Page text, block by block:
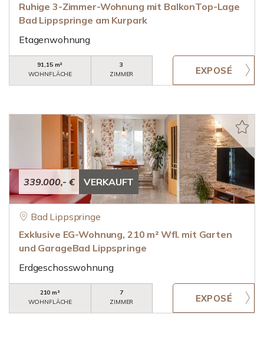
Ruhige 3-Zimmer-Wohnung mit BalkonTop-Lage
Bad Lippspringe am Kurpark
Etagenwohnung
91,15 m²
WOHNFLÄCHE
3
ZIMMER
339.000,- € VERKAUFT
Bad Lippspringe
Exklusive EG-Wohnung, 210 m² Wfl. mit Garten
und GarageBad Lippspringe
Erdgeschosswohnung
210 m²
WOHNFLÄCHE
7
ZIMMER